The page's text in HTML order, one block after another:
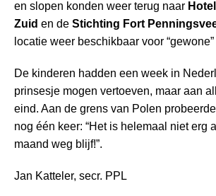
en slopen konden weer terug naar
Zuid en de Stichting Fort
locatie weer beschikbaar voor
De kinderen hadden een week in
prinsesje mogen vertoeven, maar aan
eind. Aan de grens van Polen
nog één keer: “Het is helemaal niet erg
maand weg blijf!”.
Jan Katteler, secr. PPL